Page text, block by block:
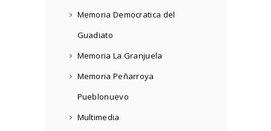
Memoria Democratica del
Guadiato
Memoria La Granjuela
Memoria Peñarroya
Pueblonuevo
Multimedia